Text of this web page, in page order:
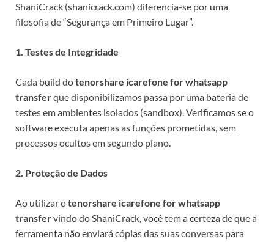
ShaniCrack (shanicrack.com) diferencia-se por uma
filosofia de “Segurança em Primeiro Lugar”.
1. Testes de Integridade
Cada build dotenorshare icarefone for whatsapp
transferque disponibilizamos passa por uma bateria de
testes em ambientes isolados (sandbox). Verificamos se o
software executa apenas as funções prometidas, sem
processos ocultos em segundo plano.
2. Proteção de Dados
Ao utilizar otenorshare icarefone for whatsapp
transfervindo do ShaniCrack, você tem a certeza de que a
ferramenta não enviará cópias das suas conversas para